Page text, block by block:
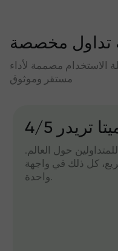
تداول مخصصة
الاستخدام مصممة لأداء
مستقر وموثوق
تریدر 4/5
للمتداولين حول العالم.
كل ذلك في واجهة
واحدة.